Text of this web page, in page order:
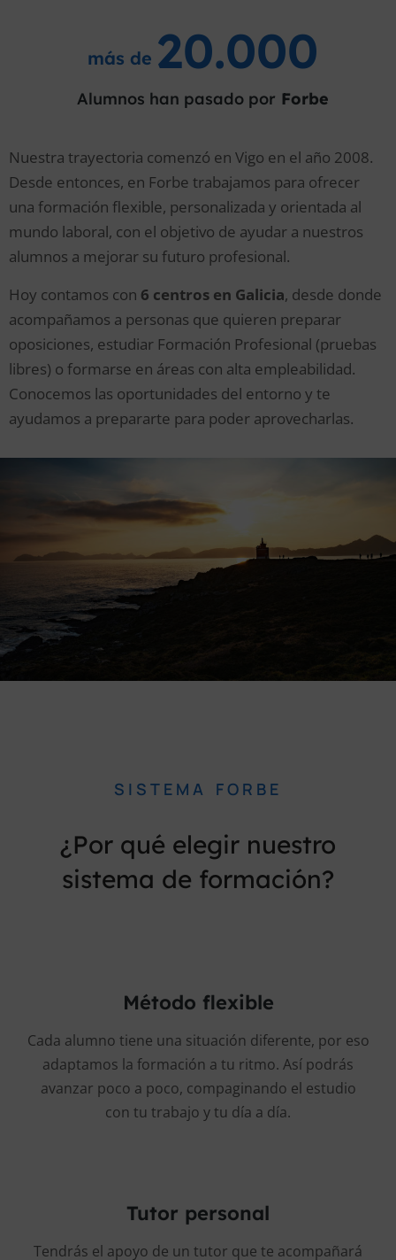
más de 20.000
Alumnos han pasado por Forbe
Nuestra trayectoria comenzó en Vigo en el año 2008.
Desde entonces, en Forbe trabajamos para ofrecer
una formación flexible, personalizada y orientada al
mundo laboral, con el objetivo de ayudar a nuestros
alumnos a mejorar su futuro profesional.
Hoy contamos con 6 centros en Galicia, desde donde
acompañamos a personas que quieren preparar
oposiciones, estudiar Formación Profesional (pruebas
libres) o formarse en áreas con alta empleabilidad.
Conocemos las oportunidades del entorno y te
ayudamos a prepararte para poder aprovecharlas.
SISTEMA FORBE
¿Por qué elegir nuestro
sistema de formación?
Método flexible
Cada alumno tiene una situación diferente, por eso
adaptamos la formación a tu ritmo. Así podrás
avanzar poco a poco, compaginando el estudio
con tu trabajo y tu día a día.
Tutor personal
Tendrás el apoyo de un tutor que te acompañará